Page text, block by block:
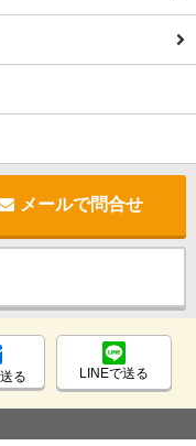
メールで問合せ
る LINEで送る